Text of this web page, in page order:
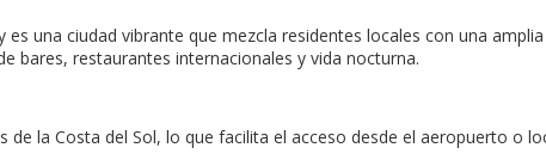
una ciudad vibrante que mezcla residentes locales con una
bares, restaurantes internacionales y vida nocturna.
la Costa del Sol, lo que facilita el acceso desde el aeropuerto o